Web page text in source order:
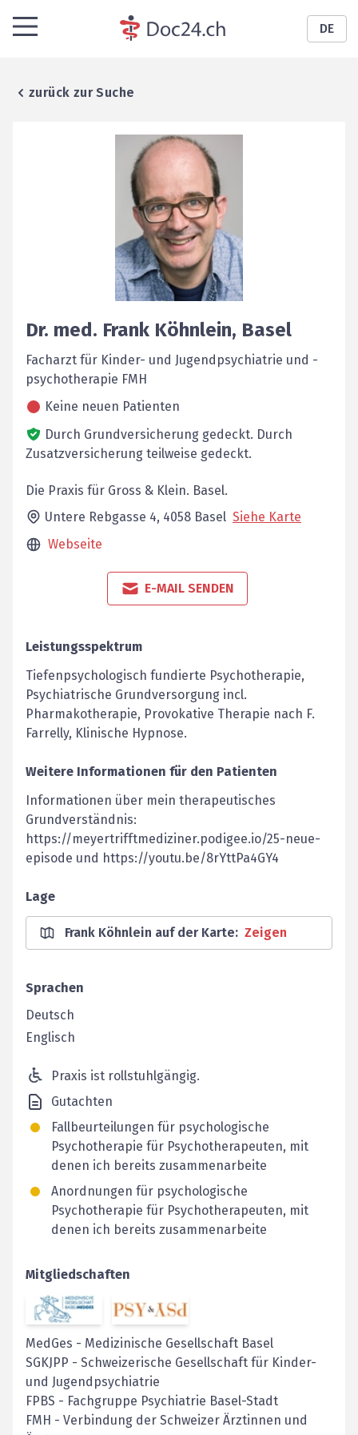
DE
zurück zur Suche
Dr. med. Frank Köhnlein, Basel
Facharzt für Kinder- und Jugendpsychiatrie und -
psychotherapie FMH
Keine neuen Patienten
Durch Grundversicherung gedeckt. Durch
Zusatzversicherung teilweise gedeckt.
Die Praxis für Gross & Klein. Basel.
Untere Rebgasse 4, 4058 Basel Siehe Karte
Webseite
E-MAIL SENDEN
Leistungsspektrum
Tiefenpsychologisch fundierte Psychotherapie,
Psychiatrische Grundversorgung incl.
Pharmakotherapie, Provokative Therapie nach F.
Farrelly, Klinische Hypnose.
Weitere Informationen für den Patienten
Informationen über mein therapeutisches
Grundverständnis:
https://meyertrifftmediziner.podigee.io/25-neue-
episode und https://youtu.be/8rYttPa4GY4
Lage
Frank Köhnlein auf der Karte: Zeigen
Sprachen
Deutsch
Englisch
Praxis ist rollstuhlgängig.
Gutachten
Fallbeurteilungen für psychologische
Psychotherapie für Psychotherapeuten, mit
denen ich bereits zusammenarbeite
Anordnungen für psychologische
Psychotherapie für Psychotherapeuten, mit
denen ich bereits zusammenarbeite
Mitgliedschaften
MedGes - Medizinische Gesellschaft Basel
SGKJPP - Schweizerische Gesellschaft für Kinder-
und Jugendpsychiatrie
FPBS - Fachgruppe Psychiatrie Basel-Stadt
FMH - Verbindung der Schweizer Ärztinnen und